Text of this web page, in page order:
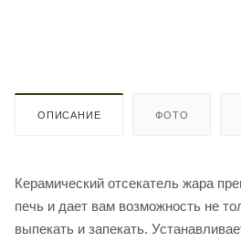
ОПИСАНИЕ ФОТО
Керамический отсекатель жара
печь и дает вам возможность не
выпекать и запекать.